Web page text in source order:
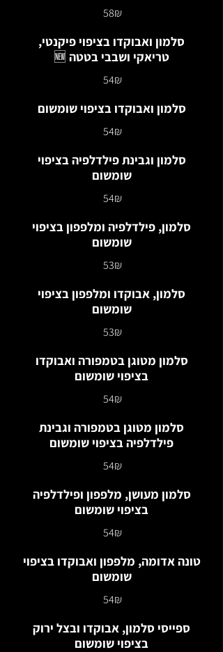
‏58 ‏₪
סלמון ואבוקדו בציפוי פיקנטי,
טריאקי ושבבי בטטה 🆕
‏54 ‏₪
סלמון ואבוקדו בציפוי שומשום
‏54 ‏₪
סלמון וגבינת פילדלפיה בציפוי
שומשום
‏54 ‏₪
סלמון, פילדלפיה ומלפפון בציפוי
שומשום
‏53 ‏₪
סלמון, אבוקדו ומלפפון בציפוי
שומשום
‏53 ‏₪
סלמון מטוגן בטמפורה ואבוקדו
בציפוי שומשום
‏54 ‏₪
סלמון מטוגן בטמפורה וגבינת
פילדלפיה בציפוי שומשום
‏54 ‏₪
סלמון מעושן, מלפפון ופילדלפיה
בציפוי שומשום
‏54 ‏₪
טונה אדומה, מלפפון ואבוקדו בציפוי
שומשום
‏54 ‏₪
ספייסי סלמון, אבוקדו ובצל ירוק
בציפוי שומשום